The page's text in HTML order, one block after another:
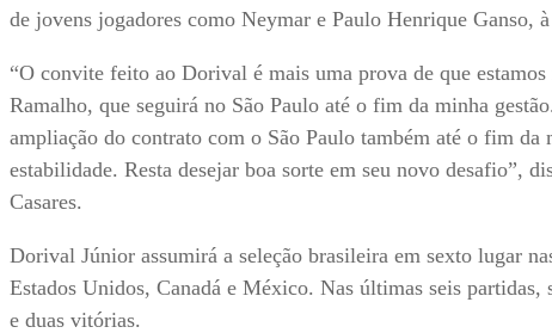
de jovens jogadores como Neymar e Paulo Henrique Ganso,
“O convite feito ao Dorival é mais uma prova de que
Ramalho, que seguirá no São Paulo até o fim da minha
ampliação do contrato com o São Paulo também até o fim da
estabilidade. Resta desejar boa sorte em seu novo desafio”,
Casares.
Dorival Júnior assumirá a seleção brasileira em sexto lugar
Estados Unidos, Canadá e México. Nas últimas seis
e duas vitórias.